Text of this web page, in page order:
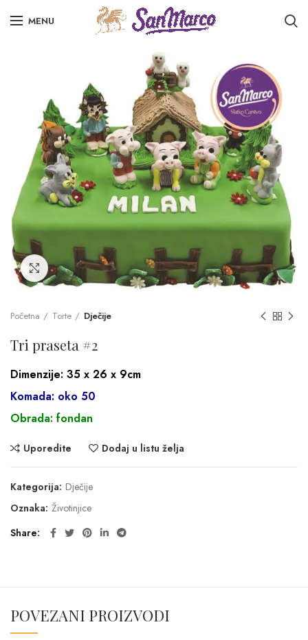
MENU
Click to enlarge
Početna Torte Dječije
Tri praseta #2
Dimenzije: 35 x 26 x 9cm
Komada: oko 50
Obrada: fondan
Uporedite Dodaj u listu želja
Kategorija: Dječije
Oznaka: Životinjice
Share
POVEZANI PROIZVODI